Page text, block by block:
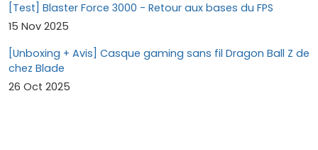
[Test] Blaster Force 3000 - Retour aux bases du FPS
15 Nov 2025
[Unboxing + Avis] Casque gaming sans fil Dragon Ball Z de
chez Blade
26 Oct 2025